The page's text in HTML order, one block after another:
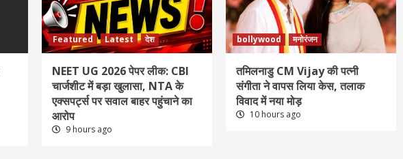
Featured Latest देश
NEET UG 2026 पेपर लीक: CBI
चार्जशीट में बड़ा खुलासा, NTA के
एक्सपर्ट्स पर सवाल बाहर पहुंचाने का
आरोप
9 hours ago
bollywood मनोरंजन
तमिलनाडु CM Vijay की पत्नी
संगीता ने वापस लिया केस, तलाक
विवाद में नया मोड़
10 hours ago